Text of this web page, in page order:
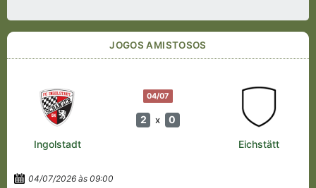
JOGOS AMISTOSOS
04/07
2 x 0
Ingolstadt Eichstätt
04/07/2026 às 09:00